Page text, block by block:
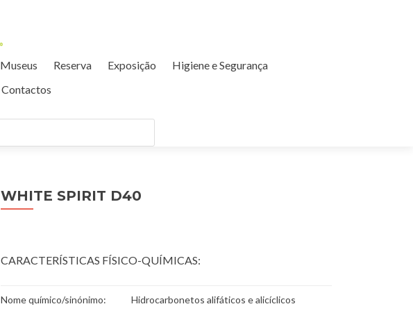
Museus Reserva Exposição
Higiene e Segurança
Contactos
WHITE SPIRIT D40
CARACTERÍSTICAS FÍSICO-QUÍMICAS:
Nome químico/sinónimo: Hidrocarbonetos alifáticos e alicíclicos